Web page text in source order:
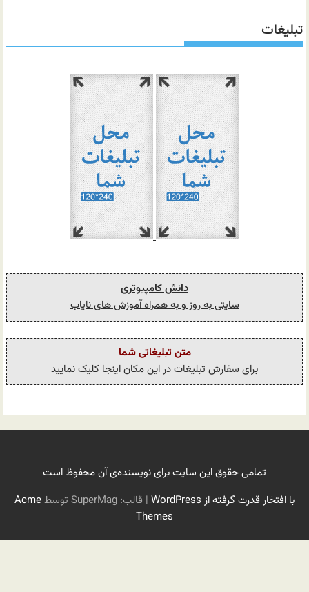
تبلیغات
دانش کامپیوتری
سایتی به روز و به همراه آموزش های نایاب
متن تبلیغاتی شما
برای سفارش تبلیغات در این مکان اینجا کلیک نمایید
تمامی حقوق این سایت برای نویسنده‌ی آن محفوظ است
با افتخار قدرت گرفته از WordPress
| قالب: SuperMag توسط
Acme
Themes